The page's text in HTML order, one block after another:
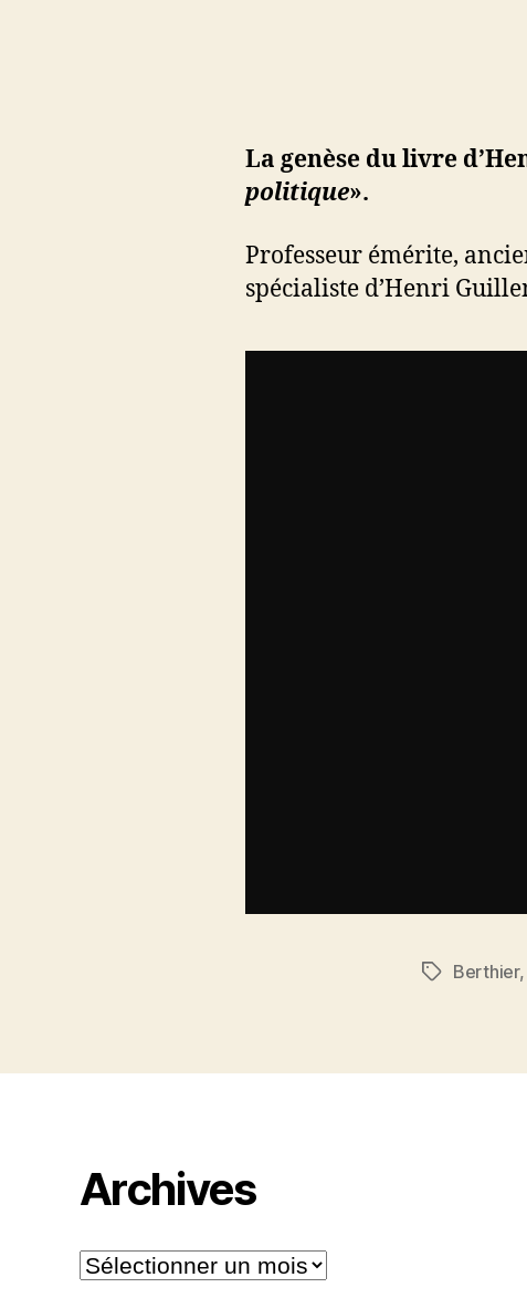
La genèse du livre
politique».
Professeur émérite,
spécialiste d’Henri
Étiquettes
Berthier,
Archives
Archives